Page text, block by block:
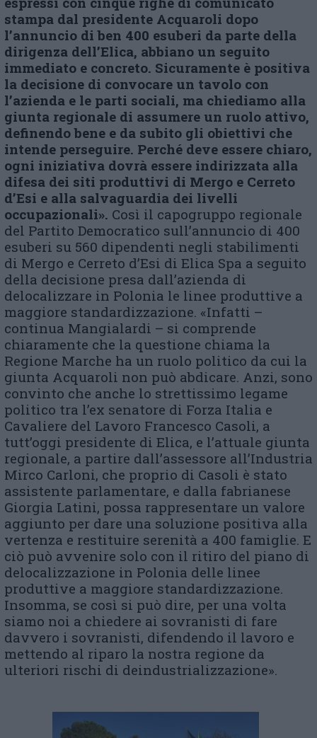
stampa dal presidente Acquaroli dopo
l’annuncio di ben 400 esuberi da parte della
dirigenza dell’Elica, abbiano un seguito
immediato e concreto. Sicuramente è positiva
la decisione di convocare un tavolo con
l’azienda e le parti sociali, ma chiediamo alla
giunta regionale di assumere un ruolo attivo,
definendo bene e da subito gli obiettivi che
intende perseguire. Perché deve essere chiaro,
ogni iniziativa dovrà essere indirizzata alla
difesa dei siti produttivi di Mergo e Cerreto
d’Esi e alla salvaguardia dei livelli
occupazionali». Così il capogruppo regionale
del Partito Democratico sull’annuncio di 400
esuberi su 560 dipendenti negli stabilimenti
di Mergo e Cerreto d’Esi di Elica Spa a seguito
della decisione presa dall’azienda di
delocalizzare in Polonia le linee produttive a
maggiore standardizzazione. «Infatti –
continua Mangialardi – si comprende
chiaramente che la questione chiama la
Regione Marche ha un ruolo politico da cui la
giunta Acquaroli non può abdicare. Anzi, sono
convinto che anche lo strettissimo legame
politico tra l’ex senatore di Forza Italia e
Cavaliere del Lavoro Francesco Casoli, a
tutt’oggi presidente di Elica, e l’attuale giunta
regionale, a partire dall’assessore all’Industria
Mirco Carloni, che proprio di Casoli è stato
assistente parlamentare, e dalla fabrianese
Giorgia Latini, possa rappresentare un valore
aggiunto per dare una soluzione positiva alla
vertenza e restituire serenità a 400 famiglie. E
ciò può avvenire solo con il ritiro del piano di
delocalizzazione in Polonia delle linee
produttive a maggiore standardizzazione.
Insomma, se così si può dire, per una volta
siamo noi a chiedere ai sovranisti di fare
davvero i sovranisti, difendendo il lavoro e
mettendo al riparo la nostra regione da
ulteriori rischi di deindustrializzazione».